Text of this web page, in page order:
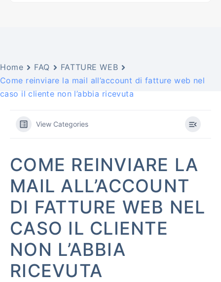
Home FAQ
FATTURE WEB
Come reinviare la mail all’account di fatture web nel
caso il cliente non l’abbia ricevuta
View Categories
COME REINVIARE LA
MAIL ALL’ACCOUNT
DI FATTURE WEB NEL
CASO IL CLIENTE
NON L’ABBIA
RICEVUTA